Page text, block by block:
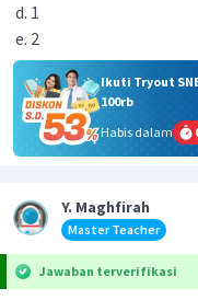
1
2
Ikuti Tryout
100rb
Habis dalam
Y. Maghfirah
Master Teacher
Jawaban terverifikasi